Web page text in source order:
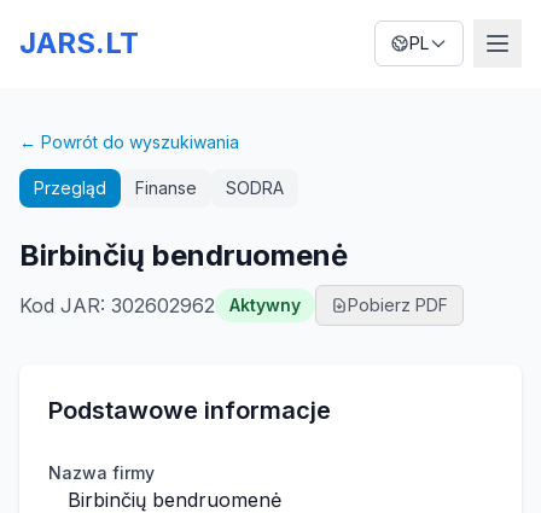
JARS.LT PL
← Powrót do wyszukiwania
Przegląd Finanse SODRA
Birbinčių bendruomenė
Kod JAR: 302602962 Aktywny Pobierz PDF
Podstawowe informacje
Nazwa firmy
Birbinčių bendruomenė